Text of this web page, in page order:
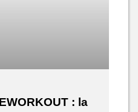
: la